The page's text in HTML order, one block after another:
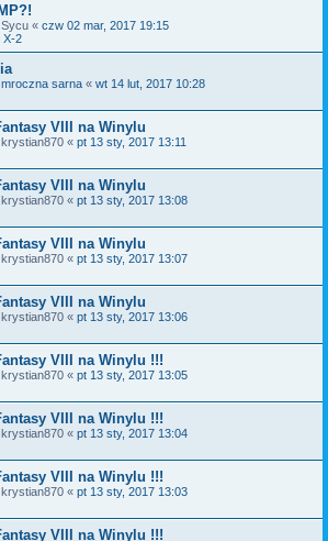
Sycu « czw 02 mar, 2017 19:15
X-2
mroczna sarna « wt 14 lut, 2017 10:28
VIII na Winylu
krystian870 « pt 13 sty, 2017 13:11
VIII na Winylu
krystian870 « pt 13 sty, 2017 13:08
VIII na Winylu
krystian870 « pt 13 sty, 2017 13:07
VIII na Winylu
krystian870 « pt 13 sty, 2017 13:06
VIII na Winylu !!!
krystian870 « pt 13 sty, 2017 13:05
VIII na Winylu !!!
krystian870 « pt 13 sty, 2017 13:04
VIII na Winylu !!!
krystian870 « pt 13 sty, 2017 13:03
VIII na Winylu !!!